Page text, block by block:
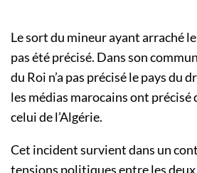
Le sort du mineur ayant arraché
pas été précisé. Dans son
du Roi n’a pas précisé le pays du
les médias marocains ont précisé
celui de l’Algérie.
Cet incident survient dans un
tensions politiques entre les deux